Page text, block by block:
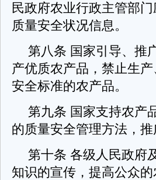
民政府农业行政主管部
质量安全状况信息。
第八条 国家引导、推
产优质农产品，禁止生
安全标准的农产品。
第九条 国家支持农产
的质量安全管理方法，
第十条 各级人民政府
知识的宣传，提高公众